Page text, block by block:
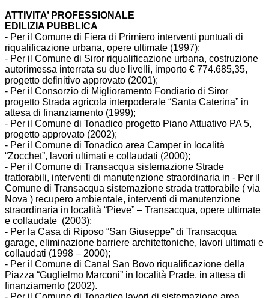
ATTIVITA’ PROFESSIONALE
EDILIZIA PUBBLICA
- Per il Comune di Fiera di Primiero interventi puntuali di
riqualificazione urbana, opere ultimate (1997);
- Per il Comune di Siror riqualificazione urbana, costruzione
autorimessa interrata su due livelli, importo € 774.685,35,
progetto definitivo approvato (2001);
- Per il Consorzio di Miglioramento Fondiario di Siror
progetto Strada agricola interpoderale “Santa Caterina” in
attesa di finanziamento (1999);
- Per il Comune di Tonadico progetto Piano Attuativo PA 5,
progetto approvato (2002);
- Per il Comune di Tonadico area Camper in località
“Zocchet”, lavori ultimati e collaudati (2000);
- Per il Comune di Transacqua sistemazione Strade
trattorabili, interventi di manutenzione straordinaria in - Per il
Comune di Transacqua sistemazione strada trattorabile ( via
Nova ) recupero ambientale, interventi di manutenzione
straordinaria in località “Pieve” – Transacqua, opere ultimate
e collaudate (2003);
- Per la Casa di Riposo “San Giuseppe” di Transacqua
garage, eliminazione barriere architettoniche, lavori ultimati e
collaudati (1998 – 2000);
- Per il Comune di Canal San Bovo riqualificazione della
Piazza “Guglielmo Marconi” in località Prade, in attesa di
finanziamento (2002).